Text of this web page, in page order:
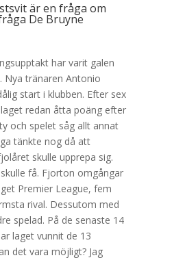
är en fråga om
De Bruyne
har varit galen
Nya tränaren Antonio
start i klubben. Efter sex
redan åtta poäng efter
och spelet såg allt annat
tänkte nog då att
skulle upprepa sig.
få. Fjorton omgångar
Premier League, fem
rival. Dessutom med
spelad. På de senaste 14
laget vunnit de 13
det vara möjligt? Jag